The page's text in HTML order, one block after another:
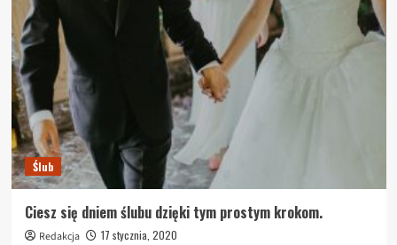
Ślub
Ciesz się dniem ślubu dzięki tym prostym krokom.
Redakcja
17 stycznia, 2020